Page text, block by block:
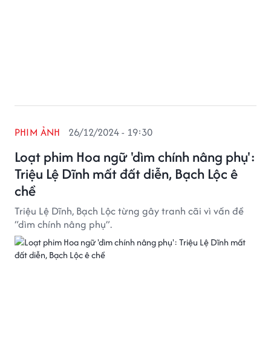
Loạt phim Hoa ngữ 'dìm chính nâng phụ':
Triệu Lệ Dĩnh mất đất diễn, Bạch Lộc ê
chề
PHIM ẢNH 26/12/2024 - 19:30
Triệu Lệ Dĩnh, Bạch Lộc từng gây tranh cãi vì vấn đề
“dìm chính nâng phụ”.